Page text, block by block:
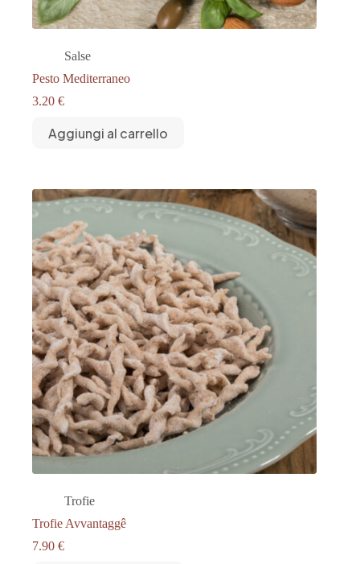
Salse
Pesto Mediterraneo
3.20 €
Aggiungi al carrello
Trofie
Trofie Avvantaggê
7.90 €